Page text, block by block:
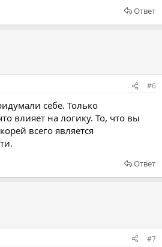
Ответ
#6
себе. Только
влияет на логику. То, что вы
всего является
Ответ
#7